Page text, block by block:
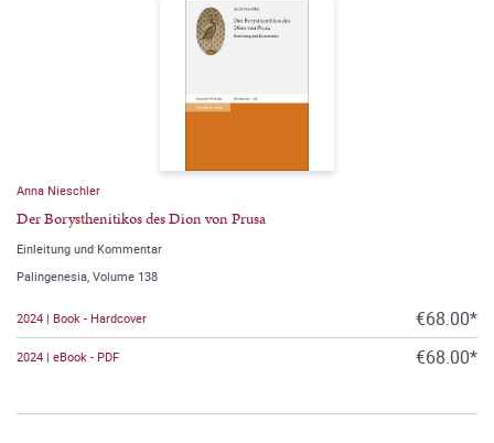
Anna Nieschler
Der Borysthenitikos des Dion von Prusa
Einleitung und Kommentar
Palingenesia, Volume 138
2024 | Book - Hardcover €68.00*
2024 | eBook - PDF €68.00*